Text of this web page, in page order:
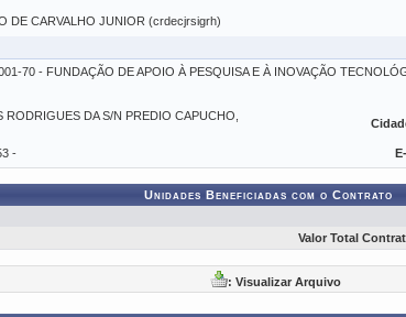
DE CARVALHO JUNIOR (crdecjrsigrh)
70 - FUNDAÇÃO DE APOIO À PESQUISA E À INOVAÇÃO
RODRIGUES DA S/N PREDIO CAPUCHO,
-
Unidades Beneficiadas com o Contrato
Valor Total
: Visualizar Arquivo